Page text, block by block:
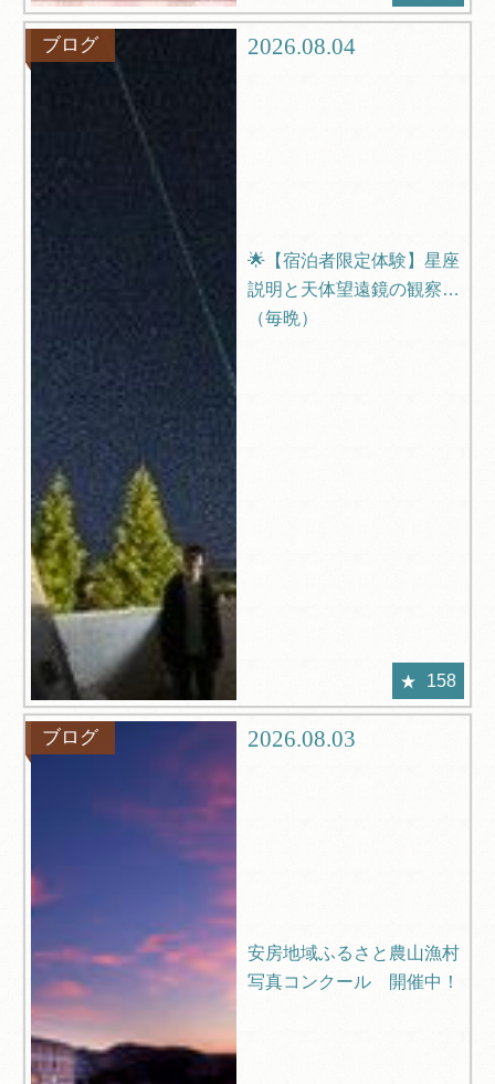
ブログ 2026.08.04
🌟【宿泊者限定体験】星座
説明と天体望遠鏡の観察会
（毎晩）
158
ブログ 2026.08.03
安房地域ふるさと農山漁村
写真コンクール 開催中！